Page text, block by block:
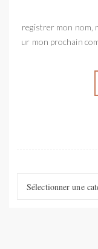
Enregistrer mon
pour mon prochain
Sélectionner une